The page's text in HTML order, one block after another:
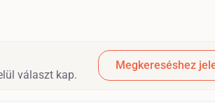
választ kap.
Megkereséshez